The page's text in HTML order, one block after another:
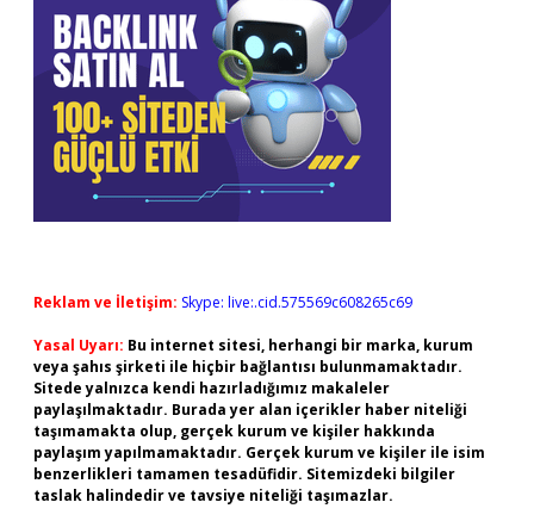
Reklam ve İletişim: Skype: live:.cid.575569c608265c69
Yasal Uyarı: Bu internet sitesi, herhangi bir marka, kurum
veya şahıs şirketi ile hiçbir bağlantısı bulunmamaktadır.
Sitede yalnızca kendi hazırladığımız makaleler
paylaşılmaktadır. Burada yer alan içerikler haber niteliği
taşımamakta olup, gerçek kurum ve kişiler hakkında
paylaşım yapılmamaktadır. Gerçek kurum ve kişiler ile isim
benzerlikleri tamamen tesadüfidir. Sitemizdeki bilgiler
taslak halindedir ve tavsiye niteliği taşımazlar.